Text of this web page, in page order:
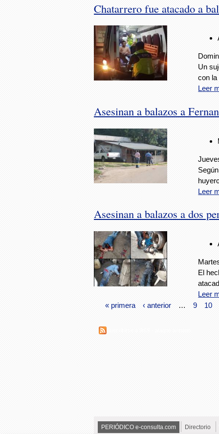
Chatarrero fue atacado a
Un
con la
Leer
Asesinan a balazos a
Leer
Asesinan a balazos a dos
El
Leer
« primera
‹ anterior 9 10
PERIÓDICO e-consulta.com Directorio